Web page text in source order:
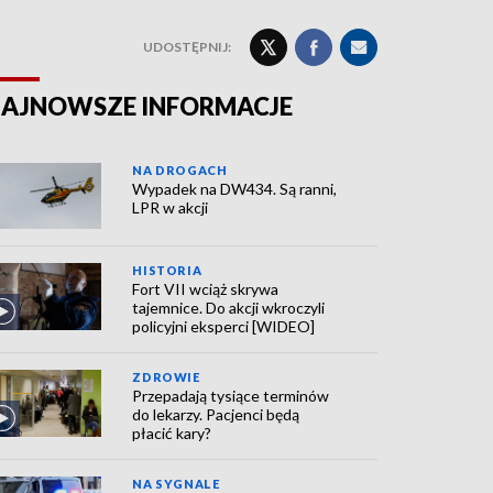
UDOSTĘPNIJ:
INFORMACJE
NA DROGACH
Wypadek na DW434. Są ranni,
LPR w akcji
HISTORIA
Fort VII wciąż skrywa
tajemnice. Do akcji wkroczyli
policyjni eksperci [WIDEO]
ZDROWIE
Przepadają tysiące terminów
do lekarzy. Pacjenci będą
płacić kary?
NA SYGNALE